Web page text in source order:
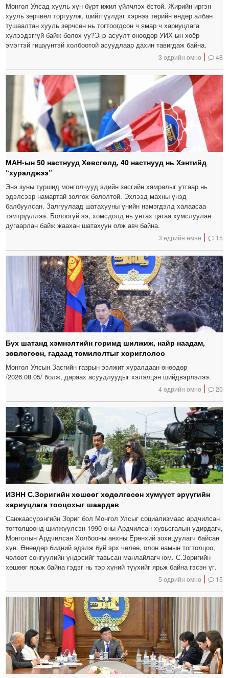
Монгол Улсад хууль хүн бүрт ижил үйлчлэх ёстой. Жирийн иргэн
хууль зөрчвөл торгуулж, шийтгүүлдэг хэрнээ төрийн өндөр албан
тушаалтан хууль зөрчсөн нь тогтоогдсон ч ямар ч хариуцлага
хүлээдэггүй байж болох уу?Энэ асуулт өнөөдөр УИХ-ын хоёр
эмэгтэй гишүүнтэй холбоотой асуудлаар дахин тавигдаж байна.
3 өдрийн өмнө 48
МАН-ын 50 настнууд Хөвсгөлд, 40 настнууд нь Хэнтийд
“хуралджээ”
Энэ зуны туршид монголчууд эдийн засгийн хямралыг утгаар нь
эдэлсээр намартай золгох бололтой. Эхлээд махны үнэд
балбуулсан. Залгуулаад шатахууны үнийн нэмэгдэлд халаасаа
тэмтрүүллээ. Болоогүй ээ, хомсдолд нь унтах цагаа хумслуулан
дугаарлан байж жаахан шатахуун олж авч байна.
3 өдрийн өмнө 15
Бүх шатанд хэмнэлтийн горимд шилжиж, найр наадам,
зөвлөгөөн, гадаад томилолтыг хориглолоо
Монгол Улсын Засгийн газрын ээлжит хуралдаан өнөөдөр
/2026.08.05/ болж, дараах асуудлуудыг хэлэлцэн шийдвэрлэлээ.
4 өдрийн өмнө 20
ИЗНН С.Зоригийн хөшөөг хөдөлгөсөн хүмүүст эрүүгийн
хариуцлага тооцохыг шаардав
Санжаасүрэнгийн Зориг бол Монгол Улсыг социализмаас ардчилсан
тогтолцоонд шилжүүлсэн 1990 оны Ардчилсан хувьсгалын удирдагч,
Монголын Ардчилсан Холбооны анхны Ерөнхий зохицуулагч байсан
хүн. Өнөөдөр бидний эдэлж буй эрх чөлөө, олон намын тогтолцоо,
чөлөөт сонгуулийн үндэсийг тавьсан манлайлагч юм. С.Зоригийн
хөшөөг ярьж байна гэдэг нь тэр хүний түүхийг ярьж байна гэсэн үг.
5 өдрийн өмнө 15